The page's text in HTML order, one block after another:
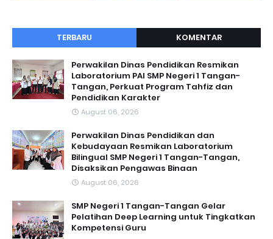
TERBARU KOMENTAR
Perwakilan Dinas Pendidikan Resmikan
Laboratorium PAI SMP Negeri 1 Tangan-
Tangan, Perkuat Program Tahfiz dan
Pendidikan Karakter
August 06, 2026
Perwakilan Dinas Pendidikan dan
Kebudayaan Resmikan Laboratorium
Bilingual SMP Negeri 1 Tangan-Tangan,
Disaksikan Pengawas Binaan
August 06, 2026
SMP Negeri 1 Tangan-Tangan Gelar
Pelatihan Deep Learning untuk Tingkatkan
Kompetensi Guru